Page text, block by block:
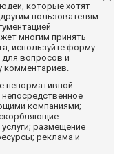
которые хотят
пользователям
многим принять
используйте форму
вопросов и
комментариев.
ненормативной
непосредственное
компаниями;
размещение
реклама и